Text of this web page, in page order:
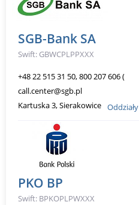
SGB-Bank SA
Swift: GBWCPLPPXXX
+48 22 515 31 50, 800 207 606 (
call.center@sgb.pl
Kartuska 3, Sierakowice Oddziały
PKO BP
Swift: BPKOPLPWXXX